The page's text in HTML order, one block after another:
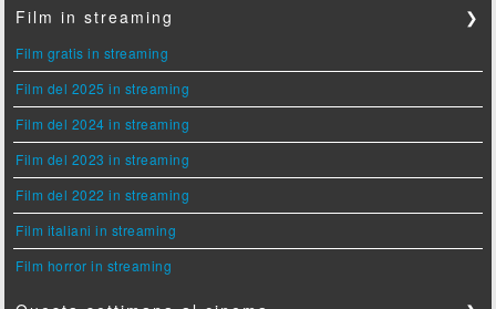
Film in streaming ❯
Film gratis in streaming
Film del 2025 in streaming
Film del 2024 in streaming
Film del 2023 in streaming
Film del 2022 in streaming
Film italiani in streaming
Film horror in streaming